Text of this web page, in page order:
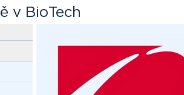
v BioTech